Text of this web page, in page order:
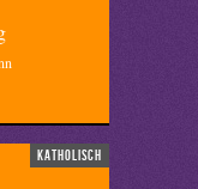
katholisch